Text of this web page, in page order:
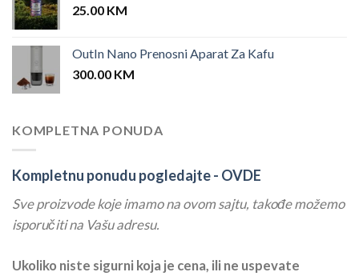
25.00 KM
OutIn Nano Prenosni Aparat Za Kafu
300.00 KM
KOMPLETNA PONUDA
Kompletnu ponudu pogledajte - OVDE
Sve proizvode koje imamo na ovom sajtu, takođe možemo
isporučiti na Vašu adresu.
Ukoliko niste sigurni koja je cena, ili ne uspevate